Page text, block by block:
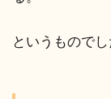
というものでし